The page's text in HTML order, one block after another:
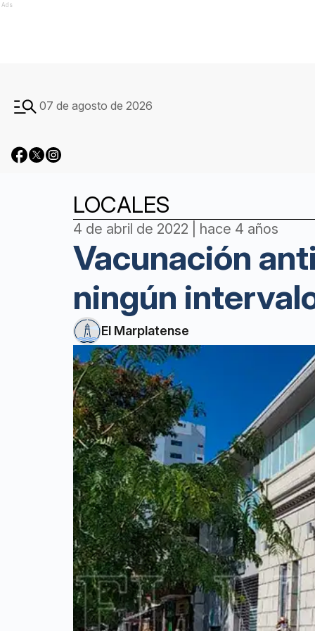
Ads
07 de agosto de 2026
LOCALES
4 de abril de 2022 | hace 4 años
Vacunación
ningún
El Marplatense